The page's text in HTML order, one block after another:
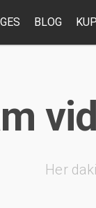
BLOG
Her